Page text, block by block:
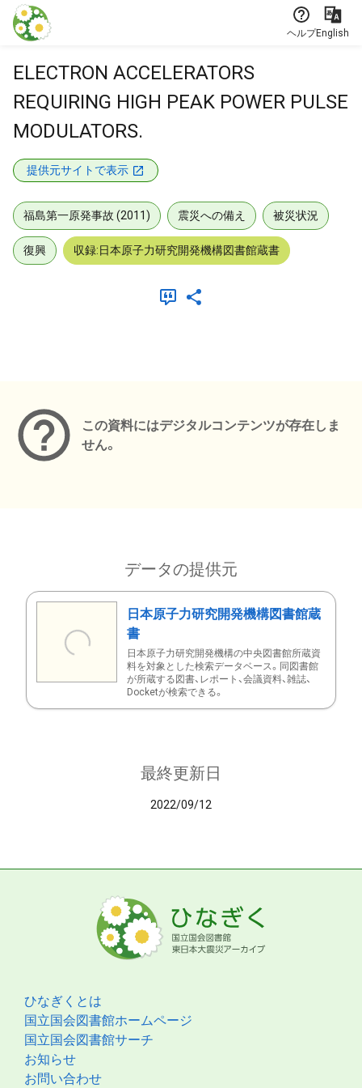
本文に飛ぶ
ヘルプEnglish
ELECTRON ACCELERATORS
REQUIRING HIGH PEAK POWER PULSE
MODULATORS.
提供元サイトで表示
福島第一原発事故 (2011) 震災への備え 被災状況
復興 収録:日本原子力研究開発機構図書館蔵書
この資料にはデジタルコンテンツが存在しま
せん。
データの提供元
日本原子力研究開発機構図書館蔵
書
日本原子力研究開発機構の中央図書館所蔵資
料を対象とした検索データベース。同図書館
が所蔵する図書、レポート、会議資料、雑誌、
Docketが検索できる。
最終更新日
2022/09/12
ひなぎくとは
国立国会図書館ホームページ
国立国会図書館サーチ
お知らせ
お問い合わせ